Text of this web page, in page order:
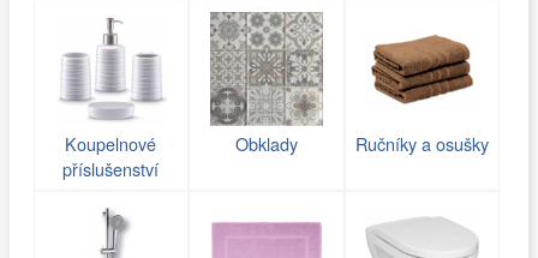
Koupelnové
příslušenství
Obklady Ručníky a osušky